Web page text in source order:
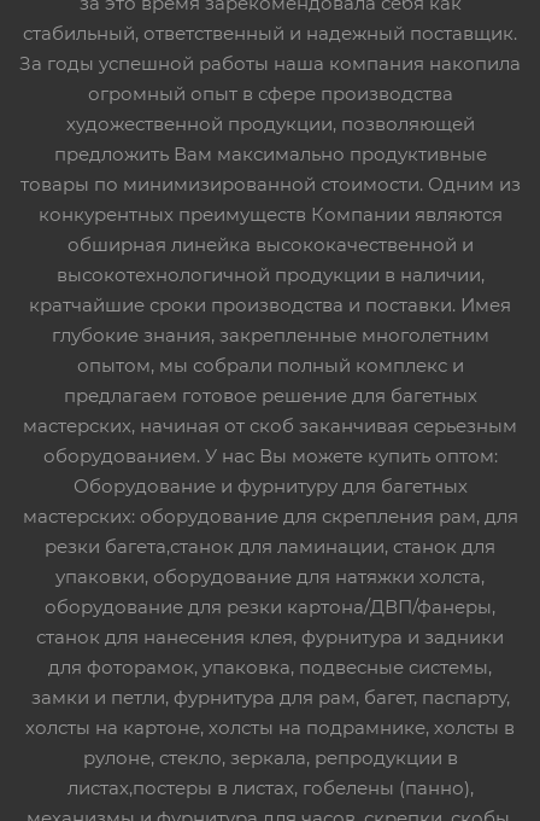
стабильный, ответственный и надежный поставщик.
За годы успешной работы наша компания накопила
огромный опыт в сфере производства
художественной продукции, позволяющей
предложить Вам максимально продуктивные
товары по минимизированной стоимости. Одним из
конкурентных преимуществ Компании являются
обширная линейка высококачественной и
высокотехнологичной продукции в наличии,
кратчайшие сроки производства и поставки. Имея
глубокие знания, закрепленные многолетним
опытом, мы собрали полный комплекс и
предлагаем готовое решение для багетных
мастерских, начиная от скоб заканчивая серьезным
оборудованием. У нас Вы можете купить оптом:
Оборудование и фурнитуру для багетных
мастерских: оборудование для скрепления рам, для
резки багета,станок для ламинации, станок для
упаковки, оборудование для натяжки холста,
оборудование для резки картона/ДВП/фанеры,
станок для нанесения клея, фурнитура и задники
для фоторамок, упаковка, подвесные системы,
замки и петли, фурнитура для рам, багет, паспарту,
холсты на картоне, холсты на подрамнике, холсты в
рулоне, стекло, зеркала, репродукции в
листах,постеры в листах, гобелены (панно),